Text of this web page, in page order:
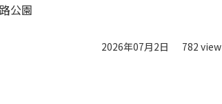
公園
2026年07月2日 782 view